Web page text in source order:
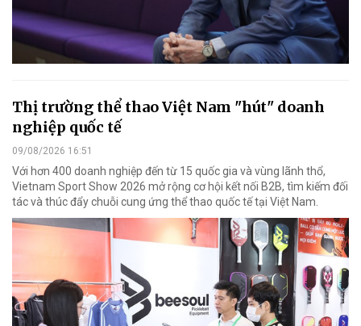
Thị trường thể thao Việt Nam "hút" doanh
nghiệp quốc tế
09/08/2026 16:51
Với hơn 400 doanh nghiệp đến từ 15 quốc gia và vùng lãnh thổ,
Vietnam Sport Show 2026 mở rộng cơ hội kết nối B2B, tìm kiếm đối
tác và thúc đẩy chuỗi cung ứng thể thao quốc tế tại Việt Nam.